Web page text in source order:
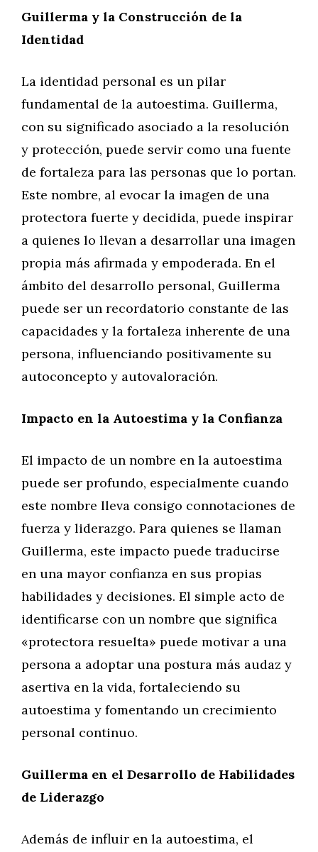
Guillerma y la Construcción de la
Identidad
La identidad personal es un pilar
fundamental de la autoestima. Guillerma,
con su significado asociado a la resolución
y protección, puede servir como una fuente
de fortaleza para las personas que lo portan.
Este nombre, al evocar la imagen de una
protectora fuerte y decidida, puede inspirar
a quienes lo llevan a desarrollar una imagen
propia más afirmada y empoderada. En el
ámbito del desarrollo personal, Guillerma
puede ser un recordatorio constante de las
capacidades y la fortaleza inherente de una
persona, influenciando positivamente su
autoconcepto y autovaloración.
Impacto en la Autoestima y la Confianza
El impacto de un nombre en la autoestima
puede ser profundo, especialmente cuando
este nombre lleva consigo connotaciones de
fuerza y liderazgo. Para quienes se llaman
Guillerma, este impacto puede traducirse
en una mayor confianza en sus propias
habilidades y decisiones. El simple acto de
identificarse con un nombre que significa
«protectora resuelta» puede motivar a una
persona a adoptar una postura más audaz y
asertiva en la vida, fortaleciendo su
autoestima y fomentando un crecimiento
personal continuo.
Guillerma en el Desarrollo de Habilidades
de Liderazgo
Además de influir en la autoestima, el